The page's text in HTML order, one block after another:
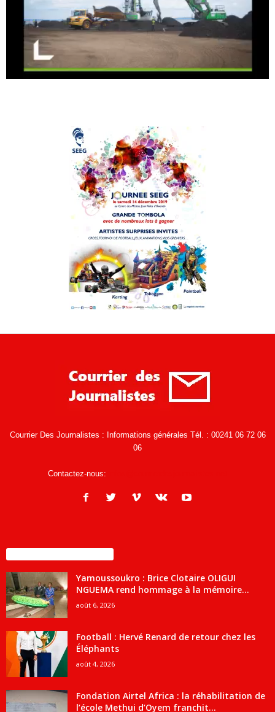
Courrier Des Journalistes : Informations générales Tél. : 00241 06 72 06
06
Contactez-nous:
Yamoussoukro : Brice Clotaire OLIGUI
NGUEMA rend hommage à la mémoire...
août 6, 2026
Football : Hervé Renard de retour chez les
Éléphants
août 4, 2026
Fondation Airtel Africa : la réhabilitation de
l’école Methui d’Oyem franchit...